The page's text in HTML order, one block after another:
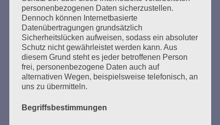
SUCHEN
NACH:
MARATHONLESUNG AUS DEN
personenbezogenen Daten sicherzustellen.
Dennoch können Internetbasierte
Datenübertragungen grundsätzlich
Sicherheitslücken aufweisen, sodass ein absoluter
Schutz nicht gewährleistet werden kann. Aus
diesem Grund steht es jeder betroffenen Person
frei, personenbezogene Daten auch auf
alternativen Wegen, beispielsweise telefonisch, an
uns zu übermitteln.
Begriffsbestimmungen